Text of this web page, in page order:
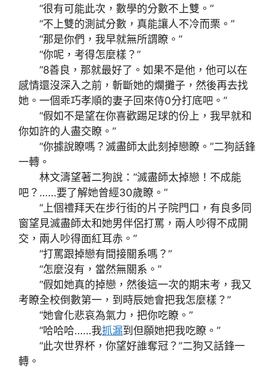
“很有可能此次，數學的分數不上雙。”
“不上雙的測試分數，真能讓人不冷而栗。”
“那是你們，我早就無所謂瞭。”
“你呢，考得怎麼樣？”
“8善良，那就最好了。如果不是他，他可以在
感情還沒深入之前，斬斷她的爛攤子，然後再去找
她。一個乖巧孝順的妻子回來侍0分打底吧。”
“假如不是望在你喜歡踢足球的份上，我早就和
你如許的人盡交瞭。”
“你據說瞭嗎？滅盡師太此刻掉戀瞭。”二狗話鋒
一轉。
林文濤望著二狗說：“滅盡師太掉戀！不成能
吧？……要了解她曾經30歲瞭。”
“上個禮拜天在步行街的片子院門口，有良多同
窗望見滅盡師太和她男伴侶打罵，兩人吵得不成開
交，兩人吵得面紅耳赤。”
“打罵跟掉戀有間接關系嗎？”
“怎麼沒有，當然無關系。”
“假如她真的掉戀，然後這一次的期末考，我又
考瞭全校倒數第一，到時辰她會把我怎麼樣？”
“她會化悲哀為氣力，把你吃瞭。”
“哈哈哈……我抓漏到但願她把我吃瞭。”
“此次世界杯，你望好誰奪冠？”二狗又話鋒一
轉。